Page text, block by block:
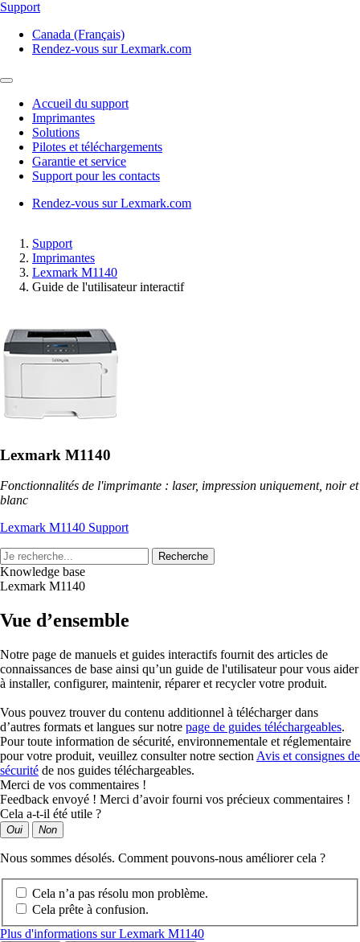
Support
Canada (Français)
Rendez-vous sur Lexmark.com
Accueil du support
Imprimantes
Solutions
Pilotes et téléchargements
Garantie et service
Support pour les contacts
Rendez-vous sur Lexmark.com
Support
Imprimantes
Lexmark M1140
Guide de l'utilisateur interactif
Lexmark M1140
Fonctionnalités de l'imprimante : laser, impression uniquement, noir et
blanc
Lexmark M1140 Support
Recherche
Knowledge base
Lexmark M1140
Vue d’ensemble
Notre page de manuels et guides interactifs fournit des articles de
connaissances de base ainsi qu’un guide de l'utilisateur pour vous aider
à installer, configurer, maintenir, réparer et recycler votre produit.
Vous pouvez trouver du contenu additionnel à télécharger dans
d’autres formats et langues sur notre page de guides téléchargeables.
Pour toute information de sécurité, environnementale et réglementaire
pour votre produit, veuillez consulter notre section Avis et consignes de
sécurité de nos guides téléchargeables.
Merci de vos commentaires !
Feedback envoyé ! Merci d’avoir fourni vos précieux commentaires !
Cela a-t-il été utile ?
Oui Non
Nous sommes désolés. Comment pouvons-nous améliorer cela ?
Cela n’a pas résolu mon problème.
Cela prête à confusion.
Plus d'informations sur Lexmark M1140